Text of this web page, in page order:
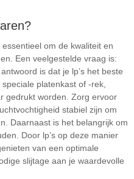
om de kwaliteit en
Een veelgestelde vraag is:
is dat je lp’s het beste
platenkast of -rek,
gedrukt worden. Zorg ervoor
stabiel zijn om
Daarnaast is het belangrijk om
Door lp’s op deze manier
van een optimale
slijtage aan je waardevolle